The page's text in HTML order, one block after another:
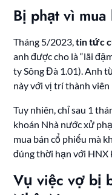
Bị phạt vì
Tháng 5/2023,tin tức
anh được cho là “lãi
ty Sông Đà 1.01). Anh
này với vị trí thành viên
Tuy nhiên, chỉ sau 1
khoán Nhà nước xử
mua bán cổ phiếu mà
đúng thời hạn với HNX
Vụ việc vợ bị